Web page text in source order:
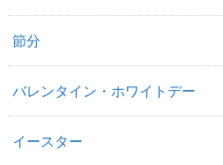
節分
バレンタイン・ホワイトデー
イースター